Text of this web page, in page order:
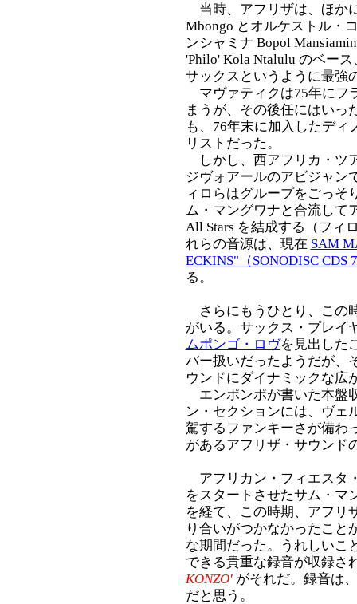
当時、アフリザは、ほか
Mbongo とオルケストル・
ンシャミナ Bopol
'Philo' Kola Ntalulu のベー
サックスというように最強
マヴァティクは75年にフ
まうが、その後任にはいっ
も、76年末に加入したディ
リストだった。
しかし、西アフリカ・ツ
ジヴォアールのアビジャン
ィロらはグループをごっそ
ム・マングワナと合流して
All Stars を結成する（フィ
れらの音源は、現在 SAM
ECKINS"（SONODISC CDS
る。
さらにもうひとり、この
がいる。サックス・プレイ
ムポンゴ・ロヴを見出した
バー扱いだったようだが、
ウンドにダイナミックな広
エンポンポが書いた本盤
ン・セクションには、ヴェ
駕するファンキーさが備わ
があるアフリザ・サウンド
アフリカン・フィエスタ
をスタートさせたサム・マ
を経て、この時期、アフリ
り合いがつかなかったこと
な期間だった。うれしいこ
できる貴重な録音が収録さ
KONZO'がそれだ。録音は
だと思う。